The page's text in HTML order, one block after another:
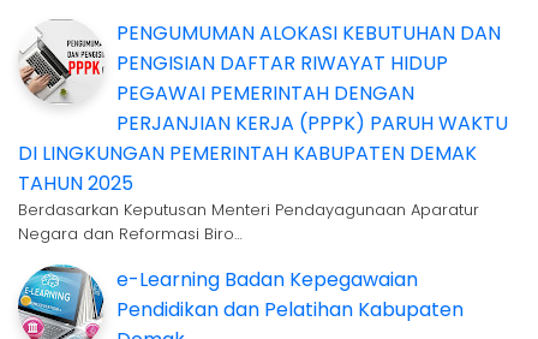
PENGUMUMAN ALOKASI KEBUTUHAN DAN
PENGISIAN DAFTAR RIWAYAT HIDUP
PEGAWAI PEMERINTAH DENGAN
PERJANJIAN KERJA (PPPK) PARUH WAKTU
DI LINGKUNGAN PEMERINTAH KABUPATEN DEMAK
TAHUN 2025
Berdasarkan Keputusan Menteri Pendayagunaan Aparatur
Negara dan Reformasi Biro…
e-Learning Badan Kepegawaian
Pendidikan dan Pelatihan Kabupaten